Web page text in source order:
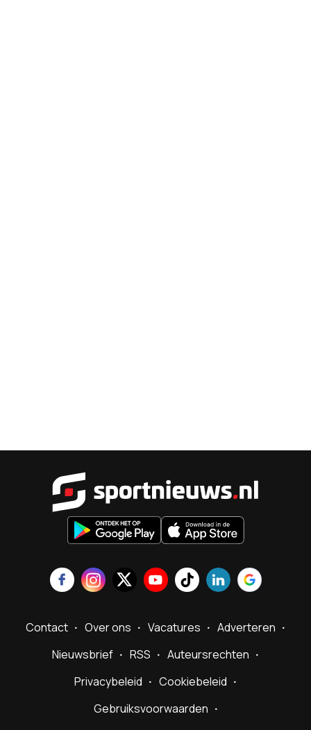
Contact Over ons Vacatures
Adverteren
Nieuwsbrief
RSS
Auteursrechten
Privacybeleid
Cookiebeleid
Gebruiksvoorwaarden